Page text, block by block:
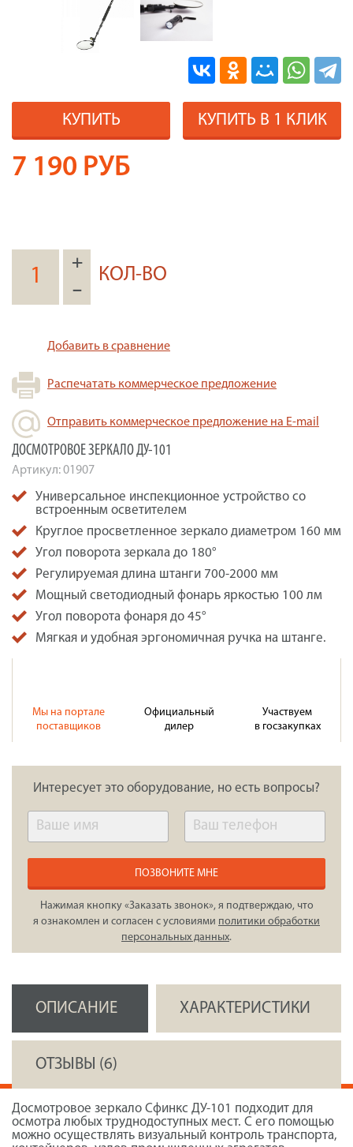
КУПИТЬ КУПИТЬ В 1 КЛИК
7 190 РУБ
+
–
КОЛ-ВО
Добавить в сравнение
Распечатать коммерческое предложение
Отправить коммерческое предложение на E-mail
ДОСМОТРОВОЕ ЗЕРКАЛО ДУ-101
Артикул:01907
Универсальное инспекционное устройство со
встроенным осветителем
Круглое просветленное зеркало диаметром 160 мм
Угол поворота зеркала до 180°
Регулируемая длина штанги 700-2000 мм
Мощный светодиодный фонарь яркостью 100 лм
Угол поворота фонаря до 45°
Мягкая и удобная эргономичная ручка на штанге.
Мы на портале
поставщиков
Официальный
дилер
Участвуем
в госзакупках
Интересует это оборудование, но есть вопросы?
ПОЗВОНИТЕ МНЕ
Нажимая кнопку «Заказать звонок», я подтверждаю, что
я ознакомлен и согласен с условиями политики обработки
персональных данных.
ОПИСАНИЕ ХАРАКТЕРИСТИКИ
ОТЗЫВЫ (6)
Досмотровое зеркало Сфинкс ДУ-101 подходит для
осмотра любых труднодоступных мест. С его помощью
можно осуществлять визуальный контроль транспорта,